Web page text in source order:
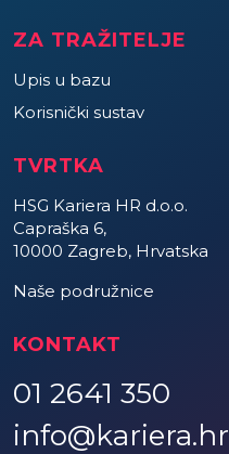
ZA TRAŽITELJE
Upis u bazu
Korisnički sustav
TVRTKA
HSG Kariera HR d.o.o.
Capraška 6,
10000 Zagreb, Hrvatska
Naše podružnice
KONTAKT
01 2641 350
info@kariera.hr